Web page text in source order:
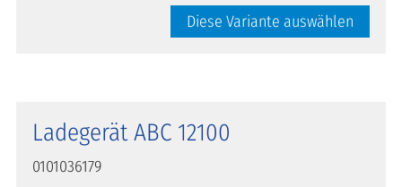
Diese Variante auswählen
Ladegerät ABC 12100
0101036179